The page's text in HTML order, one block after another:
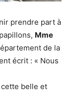
prendre part à
Mme
de la
écrit : « Nous
belle et